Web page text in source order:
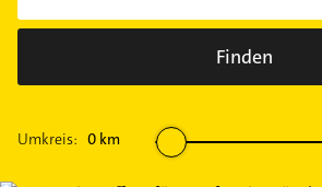
Finden
Umkreis: 0 km